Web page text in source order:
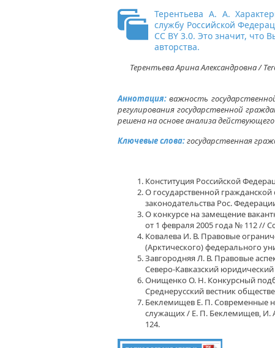
Терентьева А. А.
службу Российской
CC BY 3.0. Это значит,
авторства.
Терентьева Арина Александровна /
Аннотация: важность
регулирования государственной
решена на основе анализа
Ключевые слова:государственная
Конституция Российской
О государственной
законодательства Рос.
О конкурсе на замещение
от 1 февраля 2005 года № 112 //
Ковалева И. В. Правовые
(Арктического) федерального
Завгородняя Л. В. Правовые
Северо-Кавказский юридический
Онищенко О. Н. Конкурсный
Среднерусский вестник
Беклемищев Е. П. Современные
служащих / Е. П. Беклемищев, И.
124.